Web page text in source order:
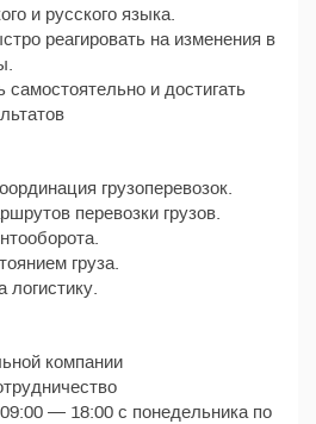
и русского языка.
реагировать на изменения в
самостоятельно и достигать
грузоперевозок.
перевозки грузов.
груза.
логистику.
компании
— 18:00 с понедельника по